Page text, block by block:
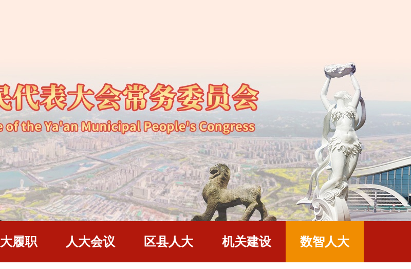
履职 人大会议 区县人大 机关建设 数智人大
务委员会关于公开征集2027—2031年立法规划
第五次会议公告（第六号）
五次会议公告（第五号）
五次会议公告（第三号）
五次会议公告（第二号）